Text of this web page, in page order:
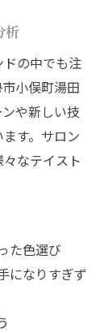
析
の中でも注
小俣町湯田
や新しい技
す。サロン
なテイスト
た色選び
になりすぎず